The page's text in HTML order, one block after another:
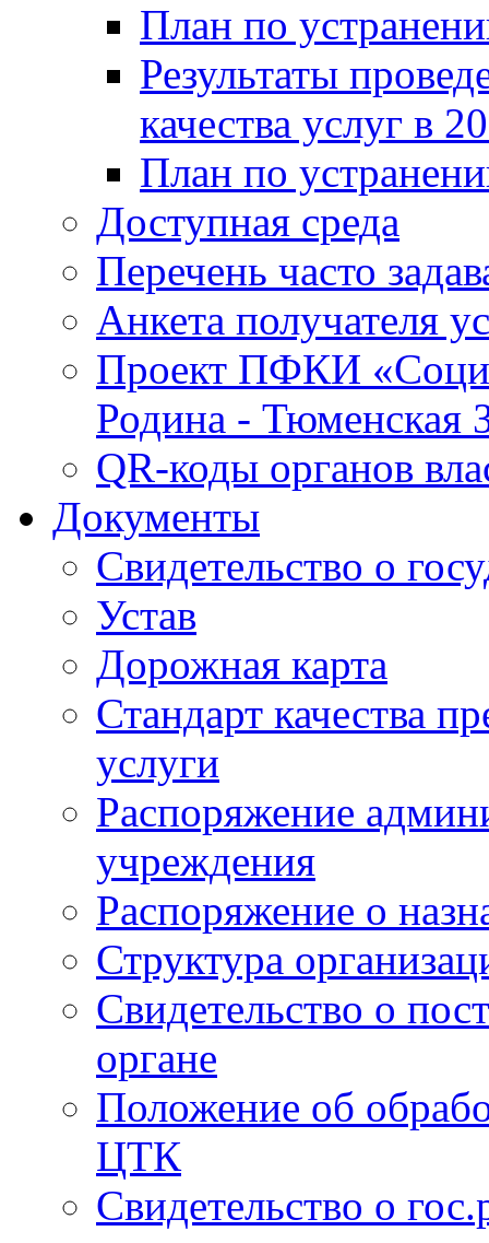
План по
Результаты
качества услуг в
План по
Доступная среда
Перечень часто
Анкета получателя
Проект ПФКИ
Родина - Тюменская
QR-коды органов
Документы
Свидетельство о
Устав
Дорожная карта
Стандарт качества
услуги
Распоряжение
учреждения
Распоряжение о
Структура
Свидетельство о
органе
Положение об
ЦТК
Свидетельство о